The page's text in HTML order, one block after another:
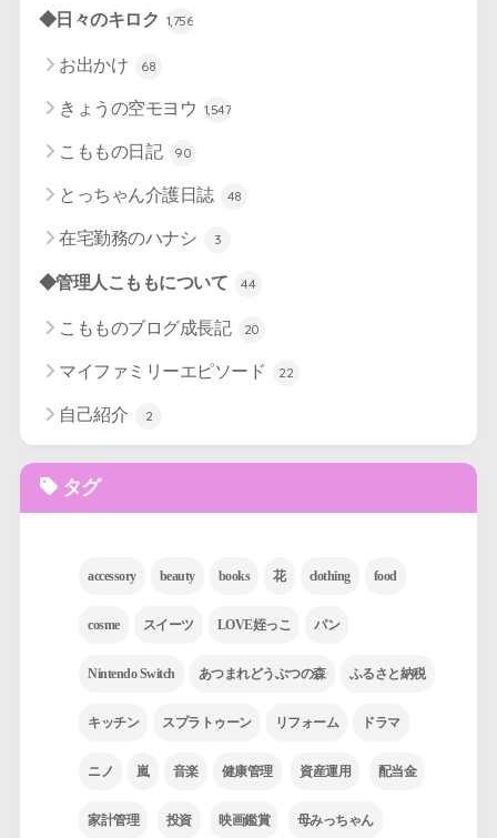
◆日々のキロク 1,756
お出かけ 68
きょうの空モヨウ 1,547
こももの日記 90
とっちゃん介護日誌 48
在宅勤務のハナシ 3
◆管理人こももについて 44
こもものブログ成長記 20
マイファミリーエピソード 22
自己紹介 2
タグ
accessory beauty books 花 clothing food
cosme スイーツ LOVE姪っこ パン
Nintendo Switch あつまれどうぶつの森 ふるさと納税
キッチン スプラトゥーン リフォーム ドラマ
ニノ 嵐 音楽 健康管理 資産運用 配当金
家計管理 投資 映画鑑賞 母みっちゃん